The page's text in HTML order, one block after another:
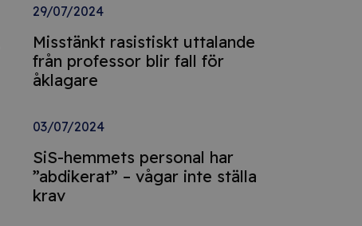
29/07/2024
Misstänkt rasistiskt uttalande
från professor blir fall för
åklagare
03/07/2024
SiS-hemmets personal har
”abdikerat” – vågar inte ställa
krav